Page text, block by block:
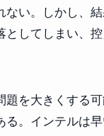
い。しかし、
してしまい、
を大きくする
。インテルは